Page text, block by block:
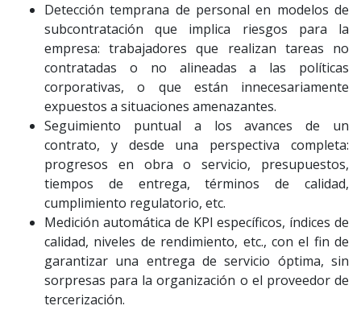
Detección temprana de personal en modelos de
subcontratación que implica riesgos para la
empresa: trabajadores que realizan tareas no
contratadas o no alineadas a las políticas
corporativas, o que están innecesariamente
expuestos a situaciones amenazantes.
Seguimiento puntual a los avances de un
contrato, y desde una perspectiva completa:
progresos en obra o servicio, presupuestos,
tiempos de entrega, términos de calidad,
cumplimiento regulatorio, etc.
Medición automática de KPI específicos, índices de
calidad, niveles de rendimiento, etc., con el fin de
garantizar una entrega de servicio óptima, sin
sorpresas para la organización o el proveedor de
tercerización.